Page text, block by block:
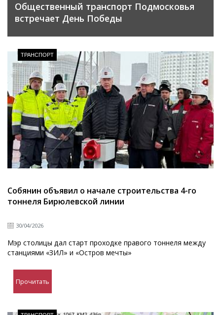
Общественный транспорт Подмосковья
встречает День Победы
ТРАНСПОРТ
Собянин объявил о начале строительства 4-го
тоннеля Бирюлевской линии
30/04/2026
Мэр столицы дал старт проходке правого тоннеля между
станциями «ЗИЛ» и «Остров мечты»
Прочитать